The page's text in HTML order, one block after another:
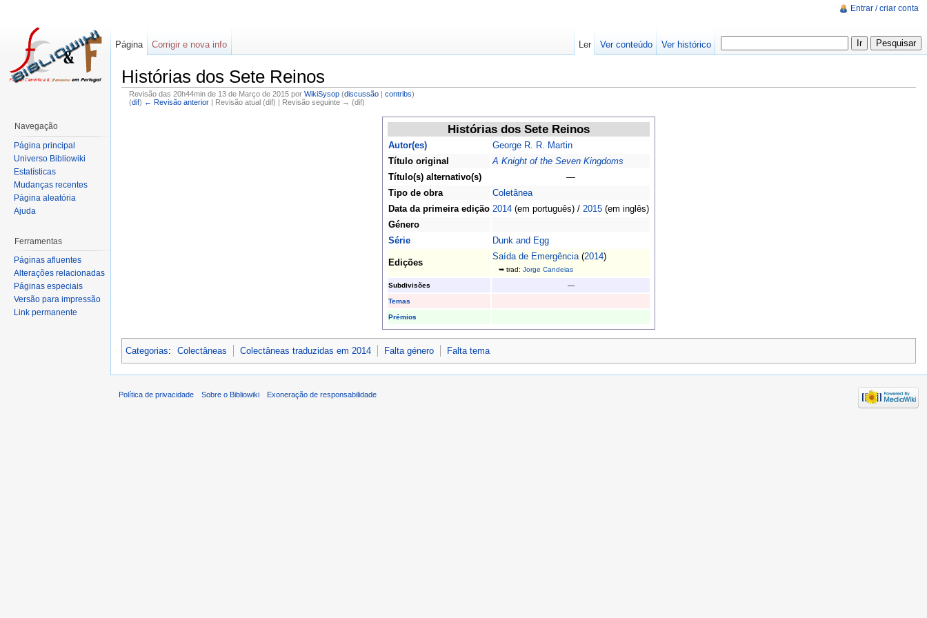
Histórias dos Sete Reinos
Revisão das 20h44min de 13 de Março de 2015 por WikiSysop (discussão| contribs)
(dif) ← Revisão anterior| Revisão atual (dif) | Revisão seguinte → (dif)
Histórias dos Sete Reinos
Autor(es)
George R. R. Martin
Título original
A Knight of the Seven Kingdoms
Título(s) alternativo(s)
—
Tipo de obra
Coletânea
Data da primeira edição 2014 (em português) / 2015 (em inglês)
Género
Série
Dunk and Egg
Edições
Saída de Emergência (2014)
➥ trad: Jorge Candeias
Subdivisões —
Temas
Prémios
Categorias: Colectâneas Colectâneas traduzidas em 2014 Falta género Falta tema
Entrar / criar conta
Página Corrigir e nova info Ler Ver conteúdo Ver histórico
Navegação
Página principal
Universo Bibliowiki
Estatísticas
Mudanças recentes
Página aleatória
Ajuda
Ferramentas
Páginas afluentes
Alterações relacionadas
Páginas especiais
Versão para impressão
Link permanente
Política de privacidade Sobre o Bibliowiki Exoneração de responsabilidade